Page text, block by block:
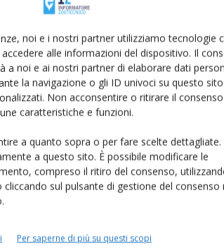
noi e i nostri partner utilizziamo tecnologie
alle informazioni del dispositivo. Il
a noi e ai nostri partner di elaborare dati
la navigazione o gli ID univoci su questo
Non acconsentire o ritirare il
caratteristiche e funzioni.
a quanto sopra o per fare scelte dettagliate.
a questo sito. È possibile modificare le
compreso il ritiro del consenso,
sul pulsante di gestione del consenso
Per saperne di più su questi scopi
domani la Special
Fiera di Cremona
delle vacche da latte, anch’esse